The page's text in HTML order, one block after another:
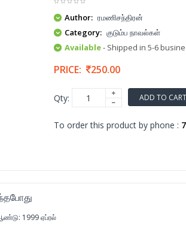
Author: ரமணிசந்திரன்
Category: குடும்ப நாவல்கள்
Available- Shipped in 5-6
PRICE: 250.00
Qty: ADD TO CART
To order this product by phone :
1999 ஏப்ரல்